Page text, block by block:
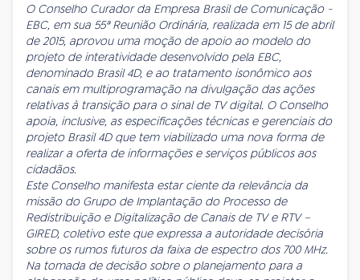
O Conselho Curador da Empresa Brasil de Comunicação -
EBC, em sua 55ª Reunião Ordinária, realizada em 15 de abril
de 2015, aprovou uma moção de apoio ao modelo do
projeto de interatividade desenvolvido pela EBC,
denominado Brasil 4D, e ao tratamento isonômico aos
canais em multiprogramação na divulgação das ações
relativas à transição para o sinal de TV digital. O Conselho
apoia, inclusive, as especificações técnicas e gerenciais do
projeto Brasil 4D que tem viabilizado uma nova forma de
realizar a oferta de informações e serviços públicos aos
cidadãos.
Este Conselho manifesta estar ciente da relevância da
missão do Grupo de Implantação do Processo de
Redistribuição e Digitalização de Canais de TV e RTV –
GIRED, coletivo este que expressa a autoridade decisória
sobre os rumos futuros da faixa de espectro dos 700 MHz.
Na tomada de decisão sobre o planejamento para a